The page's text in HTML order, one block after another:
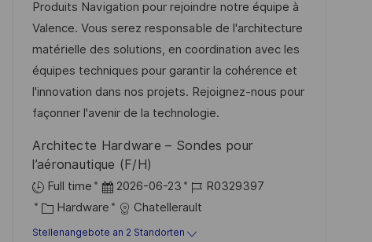
e
n
t
l
i
c
h
n
g
u
m
d
e
r
V
r
f
f
-
I
D
e
g
o
r
i
e
Produits Navigation pour rejoindre notre équipe à
Valence. Vous serez responsable de l'architecture
matérielle des solutions, en coordination avec les
équipes techniques pour garantir la cohérence et
l'innovation dans nos projets. Rejoignez-nous pour
façonner l'avenir de la technologie.
Architecte Hardware – Sondes pour
l’aéronautique (F/H)
Full time
D
a
t
2026-06-23
J
o
b
R0329397
K
a
Hardware Chatellerault
Stellenangebote an 2 Standorten